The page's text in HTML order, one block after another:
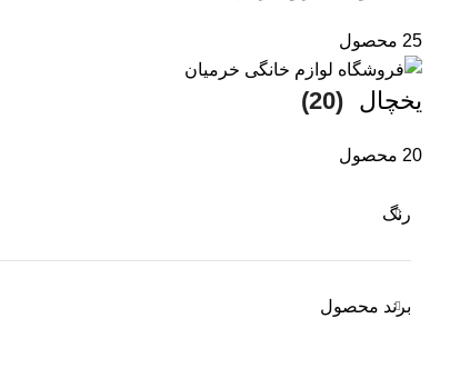
25 محصول
یخچال (20)
20 محصول
رنگ
برند محصول